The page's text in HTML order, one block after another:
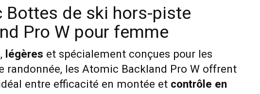
Bottes de ski hors-piste
Pro W pour femme
légères et spécialement conçues pour les
randonnée, les Atomic Backland Pro W offrent
entre efficacité en montée et contrôle en